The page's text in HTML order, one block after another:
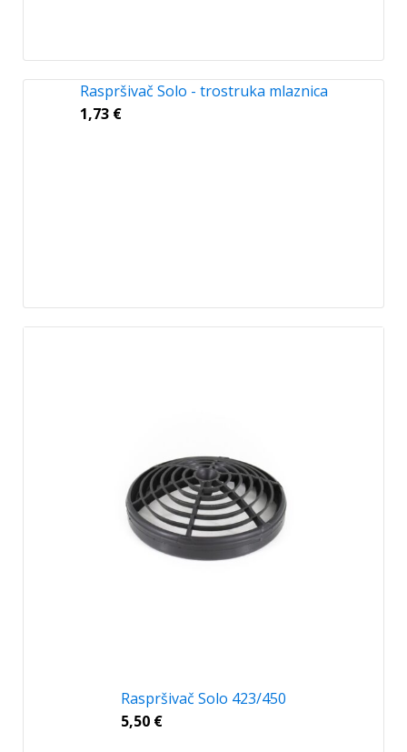
Raspršivač Solo - trostruka mlaznica
1,73 €
Raspršivač Solo 423/450
5,50 €